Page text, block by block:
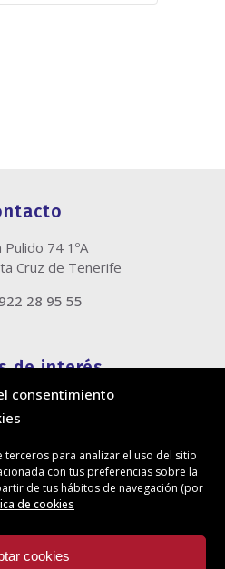
consentimiento
para analizar el uso del sitio
con tus preferencias sobre la
de tus hábitos de navegación (por
de cookies
cookies
Pulido 74 1ºA
Cruz de Tenerife
28 95 55
de interés
de cookies
privacidad
denuncias
en redes sociales